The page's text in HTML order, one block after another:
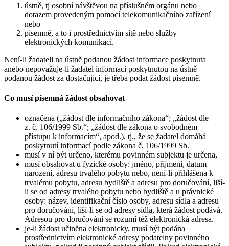
ústně, tj osobní návštěvou na příslušném orgánu nebo
dotazem provedeným pomocí telekomunikačního zařízení
nebo
písemně, a to i prostřednictvím sítě nebo služby
elektronických komunikací.
Není-li žadateli na ústně podanou žádost informace poskytnuta
anebo nepovažuje-li žadatel informaci poskytnutou na ústně
podanou žádost za dostačující, je třeba podat žádost písemně.
Co musí písemná žádost obsahovat
označena („žádost dle informačního zákona“; „žádost dle
z. č. 106/1999 Sb.“; „žádost dle zákona o svobodném
přístupu k informacím“, apod.), tj., že se žadatel domáhá
poskytnutí informací podle zákona č. 106/1999 Sb.
musí v ní být určeno, kterému povinném subjektu je určena,
musí obsahovat u fyzické osoby: jméno, příjmení, datum
narození, adresu trvalého pobytu nebo, není-li přihlášena k
trvalému pobytu, adresu bydliště a adresu pro doručování, liší-
li se od adresy trvalého pobytu nebo bydliště a u právnické
osoby: název, identifikační číslo osoby, adresu sídla a adresu
pro doručování, liší-li se od adresy sídla, která žádost podává.
Adresou pro doručování se rozumí též elektronická adresa.
je-li žádost učiněna elektronicky, musí být podána
prostřednictvím elektronické adresy podatelny povinného